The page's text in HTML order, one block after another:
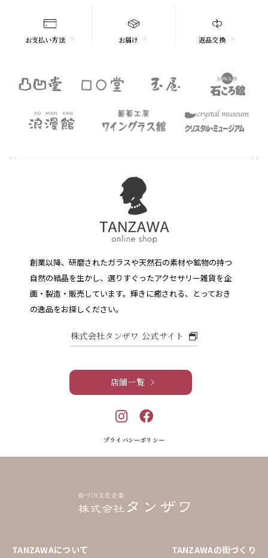
お支払い方法 お届け 返品交換
創業以降、研磨されたガラスや天然石の素材や鉱物の持つ
自然の結晶を生かし、選りすぐったアクセサリー雑貨を企
画・製造・販売しています。 輝きに癒される、とっておき
の逸品をお探しください。
株式会社タンザワ 公式サイト
店舗一覧
プライバシーポリシー
TANZAWAについて TANZAWAの街づくり